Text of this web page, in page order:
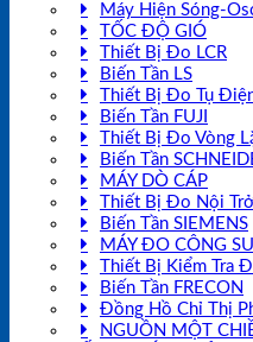
Máy Hiện Sóng-
TỐC ĐỘ GIÓ
Thiết Bị Đo LCR
Biến Tần LS
Thiết Bị Đo Tụ
Biến Tần FUJI
Thiết Bị Đo Vòng
Biến Tần
MÁY DÒ CÁP
Thiết Bị Đo Nội
Biến Tần SIEMENS
MÁY ĐO CÔNG
Thiết Bị Kiểm Tra
Biến Tần FRECON
Đồng Hồ Chỉ Thị
NGUỒN MỘT